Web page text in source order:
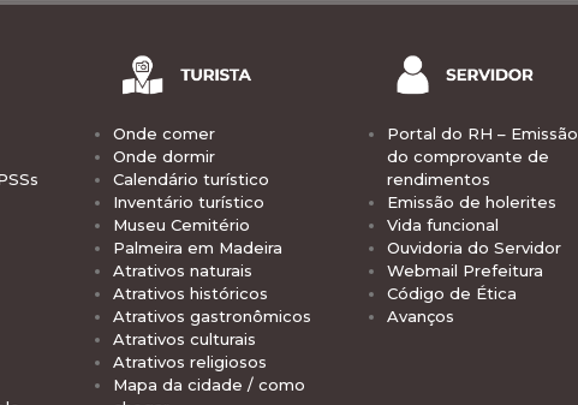
Onde comer
Onde dormir
Calendário turístico
Inventário turístico
Museu Cemitério
Palmeira em Madeira
Atrativos naturais
Atrativos históricos
Atrativos gastronômicos
Atrativos culturais
Atrativos religiosos
Mapa da cidade / como
Portal do RH – Emissão
do comprovante de
rendimentos
Emissão de holerites
Vida funcional
Ouvidoria do Servidor
Webmail Prefeitura
Código de Ética
Avanços